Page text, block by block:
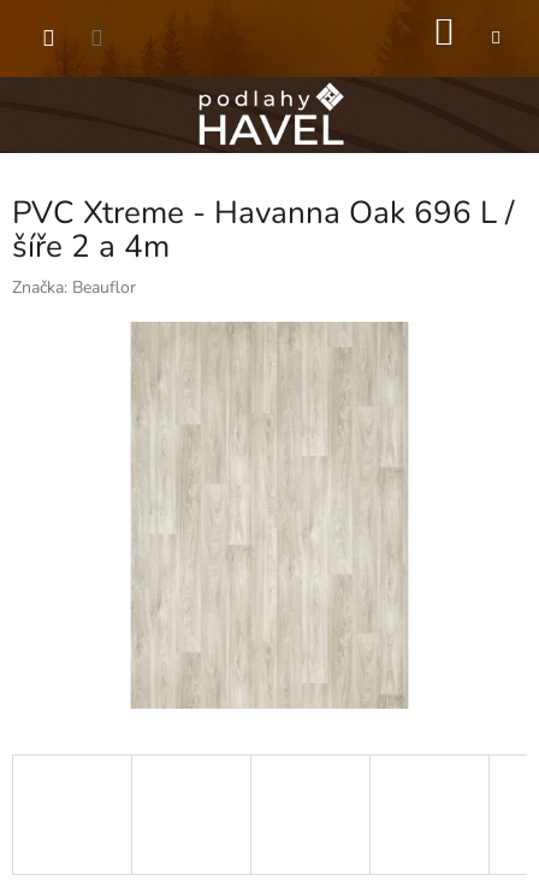
PVC Xtreme - Havanna Oak 696 L /
šíře 2 a 4m
Značka: Beauflor